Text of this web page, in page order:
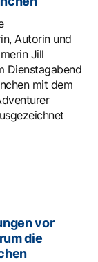
Autorin und
Jill
Dienstagabend
mit dem
vor
die